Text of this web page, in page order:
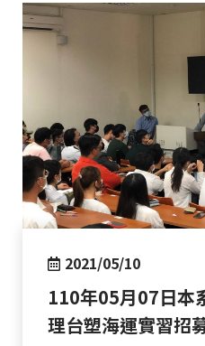
2021/05/10
110年05月07日本
理台塑海運實習招